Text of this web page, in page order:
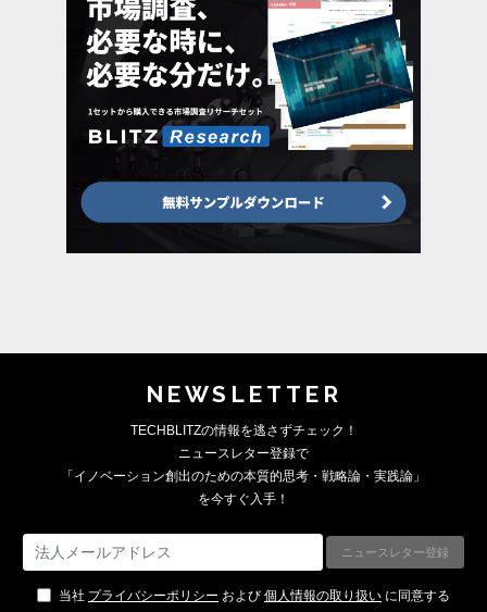
NEWSLETTER
TECHBLITZの情報を逃さずチェック！
ニュースレター登録で
「イノベーション創出のための本質的思考・戦略論・実践論」
を今すぐ入手！
当社 プライバシーポリシー および 個人情報の取り扱い に同意する